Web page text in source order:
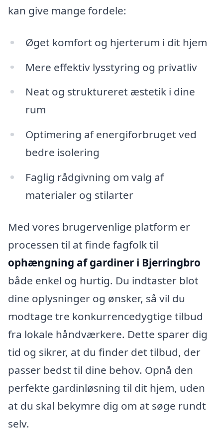
kan give mange fordele:
Øget komfort og hjerterum i dit hjem
Mere effektiv lysstyring og privatliv
Neat og struktureret æstetik i dine
rum
Optimering af energiforbruget ved
bedre isolering
Faglig rådgivning om valg af
materialer og stilarter
Med vores brugervenlige platform er
processen til at finde fagfolk til
ophængning af gardiner i Bjerringbro
både enkel og hurtig. Du indtaster blot
dine oplysninger og ønsker, så vil du
modtage tre konkurrencedygtige tilbud
fra lokale håndværkere. Dette sparer dig
tid og sikrer, at du finder det tilbud, der
passer bedst til dine behov. Opnå den
perfekte gardinløsning til dit hjem, uden
at du skal bekymre dig om at søge rundt
selv.